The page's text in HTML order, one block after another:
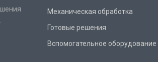
Механическая обработка
Готовые решения
Вспомогательное оборудование